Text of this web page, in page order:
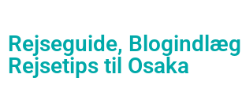
Rejseguide,
Rejsetips til Osaka